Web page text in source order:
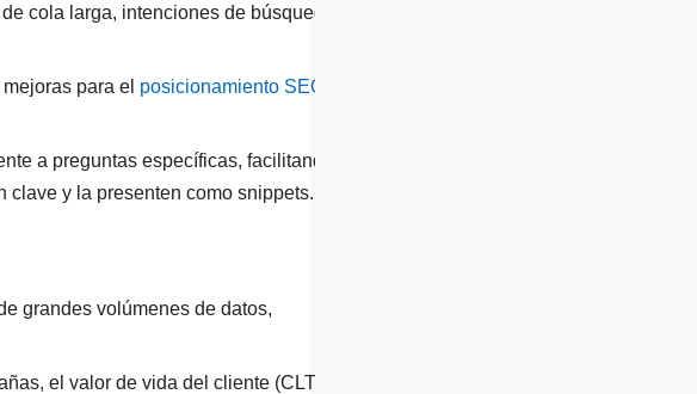
cola larga, intenciones de búsqueda y
para el posicionamiento SEO con
a preguntas específicas, facilitando que
clave y la presenten como snippets.
grandes volúmenes de datos,
el valor de vida del cliente (CLTV) y la